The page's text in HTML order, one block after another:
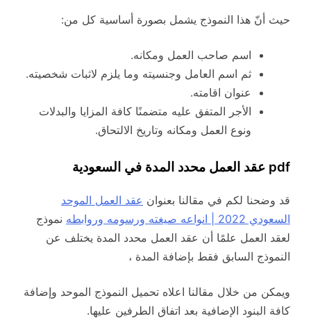
حيث أنّ هذا النموذج يشمل بصورة أساسية كل من:
اسم صاحب العمل ومكانه.
ثم اسم العامل وجنسيته وما يلزم لاثبات شخصيته.
عنوان اقامته.
الأجر المتفق عليه متضمنًا كافة المزايا والبدلات
ونوع العمل ومكانه وتاريخ الالتحاق.
pdf عقد العمل محدد المدة في السعودية
قد وضحنا لكم في مقالنا بعنوان عقد العمل الموحد
السعودي 2022 | انواعه صيغته ورسومه وروابطه
نموذج
لعقد العمل علمًا أن عقد العمل محدد المدة يختلف عن
النموذج السابق فقط بإضافة المدة ،
ويمكن من خلال مقالنا اعلاه تحميل النموذج الموحد وإضافة
كافة البنود الإضافية بعد اتفاق الطرفين عليها.